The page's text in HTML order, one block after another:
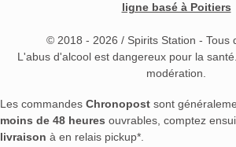
ligne basé à Poitiers
© 2018 - 2026 / Spirits Station - Tous
L'abus d'alcool est dangereux pour la
modération.
Les commandes Chronopost sont
moins de 48 heures ouvrables, comptez
livraison à en relais pickup*.